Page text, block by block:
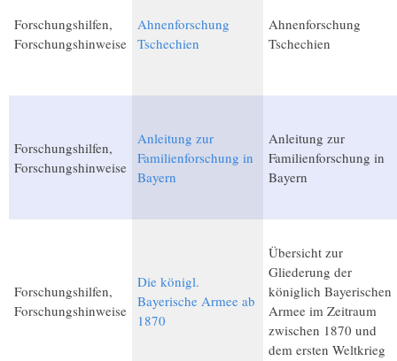
Forschungshilfen,
Forschungshinweise
Ahnenforschung
Tschechien
Ahnenforschung
Tschechien
Forschungshilfen,
Forschungshinweise
Anleitung zur
Familienforschung in
Bayern
Anleitung zur
Familienforschung in
Bayern
Forschungshilfen,
Forschungshinweise
Die königl.
Bayerische Armee ab
1870
Übersicht zur
Gliederung der
königlich Bayerischen
Armee im Zeitraum
zwischen 1870 und
dem ersten Weltkrieg